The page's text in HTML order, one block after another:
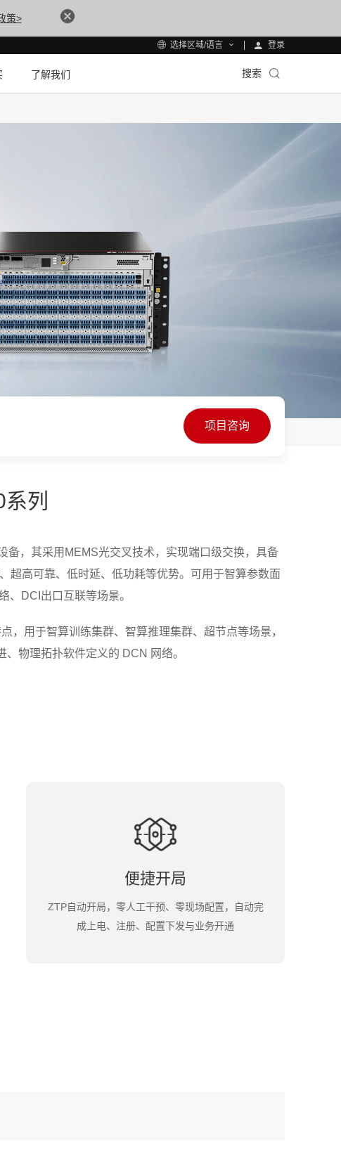
策>
选择区域/语言 登录
了解我们 搜索
项目咨询
列
备，其采用MEMS光交叉技术，实现端口级交换，具备
超高可靠、低时延、低功耗等优势。可用于智算参数面
、DCI出口互联等场景。
，用于智算训练集群、智算推理集群、超节点等场景，
物理拓扑软件定义的 DCN 网络。
便捷开局
ZTP自动开局，零人工干预、零现场配置，自动完
成上电、注册、配置下发与业务开通